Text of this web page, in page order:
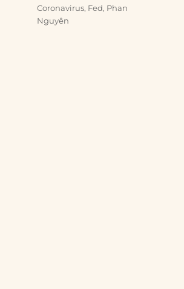
Tags
Coronavirus, Fed, Phan
Nguyên